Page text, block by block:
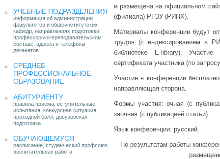
УЧЕБНЫЕ ПОДРАЗДЕЛЕНИЯ
информация об администрации
факультетов и общеинститутских
кафедр, направлениях подготовки,
профессорско-преподавательском
составе, адреса и телефоны
деканатов
СРЕДНЕЕ
ПРОФЕССИОНАЛЬНОЕ
ОБРАЗОВАНИЕ
АБИТУРИЕНТУ
правила приема, вступительные
испытания, конкурсная ситуация,
проходной балл, довузовская
подготовка
ОБУЧАЮЩЕМУСЯ
расписание, студенческий профсоюз,
воспитательная работа
и размещена на официальном
(филиала) РГЭУ (РИНХ).
Материалы конференции будут
трудов (с индексированием в
библиотеке E-library).
сертификата участника (по
Участие в конференции
направляющая сторона.
Формы участия: очная (с
заочная (с публикацией статьи).
Язык конференции: русский.
По результатам работы